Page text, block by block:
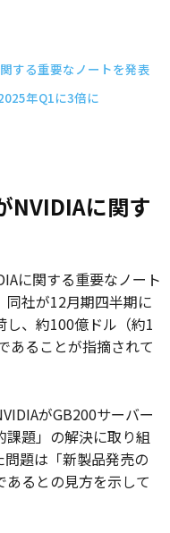
する重要なノートを発表
年Q1に3倍に
NVIDIAに関す
に関する重要なノート
同社が12月期四半期に
、約100億ドル（約1
あることが指摘されて
がGB200サーバー
課題」の解決に取り組
題は「新製品発売の
るとの見方を示して